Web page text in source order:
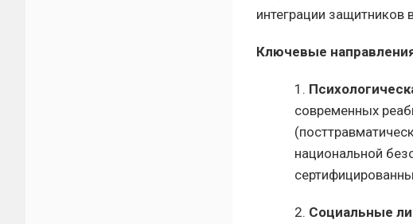
интеграции защитников
Ключевые
1.
современных
национальной
2. Социальные